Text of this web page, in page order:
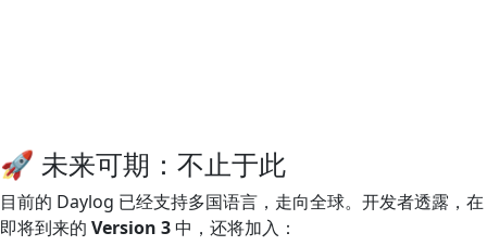
🚀 未来可期：不止于此
目前的 Daylog 已经支持多国语言，走向全球。开发者透露，在
即将到来的 Version 3中，还将加入：